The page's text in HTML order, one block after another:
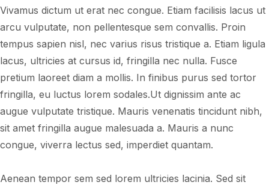
Vivamus dictum ut erat nec congue. Etiam facilisis lacus ut
arcu vulputate, non pellentesque sem convallis. Proin
tempus sapien nisl, nec varius risus tristique a. Etiam ligula
lacus, ultricies at cursus id, fringilla nec nulla. Fusce
pretium laoreet diam a mollis. In finibus purus sed tortor
fringilla, eu luctus lorem sodales.Ut dignissim ante ac
augue vulputate tristique. Mauris venenatis tincidunt nibh,
sit amet fringilla augue malesuada a. Mauris a nunc
congue, viverra lectus sed, imperdiet quantam.
Aenean tempor sem sed lorem ultricies lacinia. Sed sit